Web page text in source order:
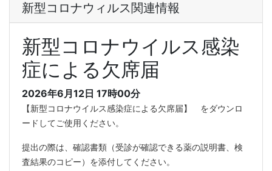
新型コロナウィルス関連情報
新型コロナウイルス感染
症による欠席届
2026年6月12日 17時00分
【新型コロナウイルス感染症による欠席届】 をダウンロ
ードしてご使用ください。
提出の際は、確認書類（受診が確認できる薬の説明書、検
査結果のコピー）を添付してください。